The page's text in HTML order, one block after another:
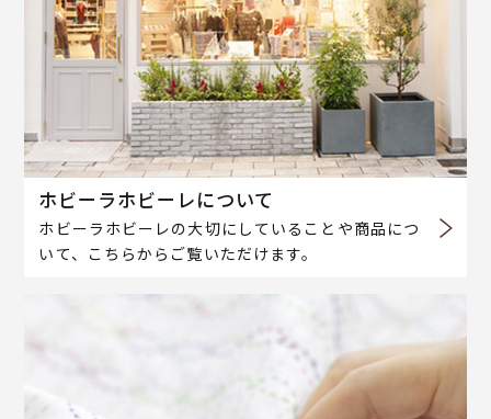
ホビーラホビーレについて
ホビーラホビーレの大切にしていることや商品につ
いて、こちらからご覧いただけます。